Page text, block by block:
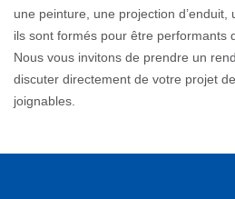
une peinture, une projection d’enduit,
ils sont formés pour être performants
Nous vous invitons de prendre un
discuter directement de votre projet
joignables.